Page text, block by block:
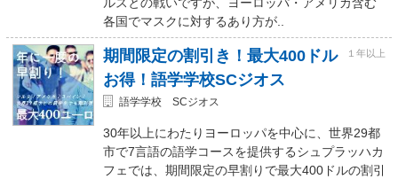
各国でマスクに対するあり方が..
期間限定の割引き！最大400ドル
お得！語学学校SCジオス
１年以上
語学学校 SCジオス
30年以上にわたりヨーロッパを中心に、世界29都
市で7言語の語学コースを提供するシュプラッハカ
フェでは、期間限定の早割りで最大400ドルの割引